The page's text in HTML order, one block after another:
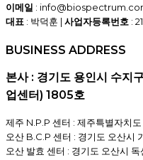
이메일 :
대표 : 박덕훈 | 사업자등록번호 :
BUSINESS ADDRESS
본사 : 경기도 용인시 수지
업센터) 1805호
제주 N.P.P 센터 : 제주특별자치
오산 B.C.P 센터 : 경기도 오산시
오산 발효 센터 : 경기도 오산시